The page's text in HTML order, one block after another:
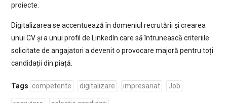
proiecte.
Digitalizarea se accentuează în domeniul recrutării și crearea
unui CV și a unui profil de LinkedIn care să întrunească criteriile
solicitate de angajatori a devenit o provocare majoră pentru toți
candidații din piață.
Tags competente digitalizare impresariat Job